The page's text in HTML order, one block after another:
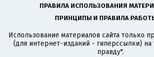
ПРАВИЛА ИСПОЛЬЗОВАНИЯ
ПРИНЦИПЫ И ПРАВИЛА
Использование материалов сайта только
(для интернет-изданий - гиперссылки)
правду".